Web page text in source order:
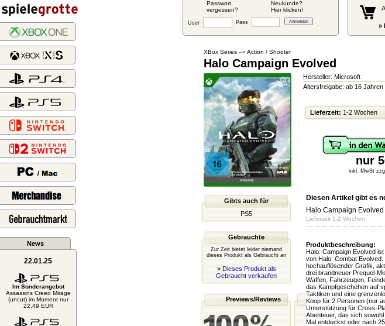
Passwort
vergessen?
Neukunde?
Hier klicken!
User Pass
»
News
22.01.25
Im Sonderangebot
Assassins Creed Mirage
(uncut) im Moment nur
22,49 EUR
XBox Series--» Action / Shooter
Halo Campaign Evolved
Hersteller: Microsoft
Altersfreigabe: ab 16 Jahren
Lieferzeit: 1-2 Wochen
nur
inkl. MwSt
Gibts auch für
PS5
Gebrauchte
Zur Zeit bietet leider niemand
dieses Produkt als Gebraucht an
» Dieses Produkt als
Gebraucht verkaufen
Previews/Reviews
Diesen Artikel gibt es
Halo Campaign Evolved
Lieferzeit 1-2 Wochen
Produktbeschreibung:
Halo: Campaign Evolved
von Halo: Combat
hochauflösender Grafik,
drei brandneuer Prequel-
Waffen, Fahrzeugen,
das Kampfgeschehen auf
Taktiken und eine
Koop für 2 Personen (nur
Unterstützung für Cross-
Abenteuer, das sich
Mal entdeckst oder nach